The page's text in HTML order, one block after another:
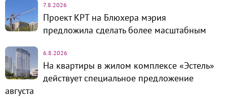
7.8.2026
Проект КРТ на Блюхера мэрия
предложила сделать более масштабным
6.8.2026
На квартиры в жилом комплексе «Эстель»
действует специальное предложение
августа